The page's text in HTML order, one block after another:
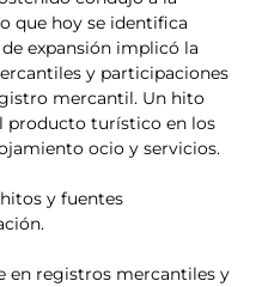
que hoy se identifica
expansión implicó la
y participaciones
mercantil. Un hito
producto turístico en los
ocio y servicios.
y fuentes
en registros mercantiles y